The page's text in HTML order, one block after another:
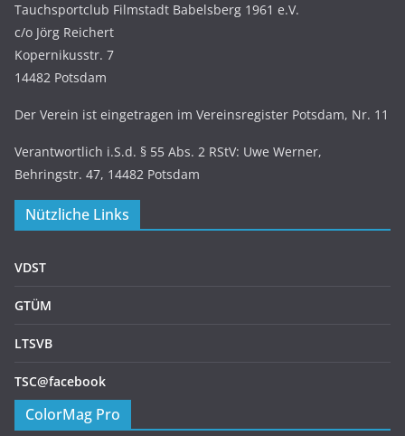
Tauchsportclub Filmstadt Babelsberg 1961 e.V.
c/o Jörg Reichert
Kopernikusstr. 7
14482 Potsdam
Der Verein ist eingetragen im Vereinsregister Potsdam, Nr. 11
Verantwortlich i.S.d. § 55 Abs. 2 RStV: Uwe Werner,
Behringstr. 47, 14482 Potsdam
Nützliche Links
VDST
GTÜM
LTSVB
TSC@facebook
ColorMag Pro